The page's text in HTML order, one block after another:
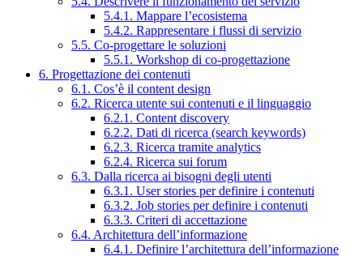
5.4.1. Mappare l’ecosistema
5.4.2. Rappresentare i flussi di servizio
5.5. Co-progettare le soluzioni
5.5.1. Workshop di co-progettazione
6. Progettazione dei contenuti
6.1. Cos’è il content design
6.2. Ricerca utente sui contenuti e il linguaggio
6.2.1. Content discovery
6.2.2. Dati di ricerca (search keywords)
6.2.3. Ricerca tramite analytics
6.2.4. Ricerca sui forum
6.3. Dalla ricerca ai bisogni degli utenti
6.3.1. User stories per definire i contenuti
6.3.2. Job stories per definire i contenuti
6.3.3. Criteri di accettazione
6.4. Architettura dell’informazione
6.4.1. Definire l’architettura dell’informazione